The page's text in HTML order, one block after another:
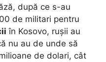
după ce s-au
de militari pentru
în Kosovo, rușii au
nu au de unde să
de dolari, cât